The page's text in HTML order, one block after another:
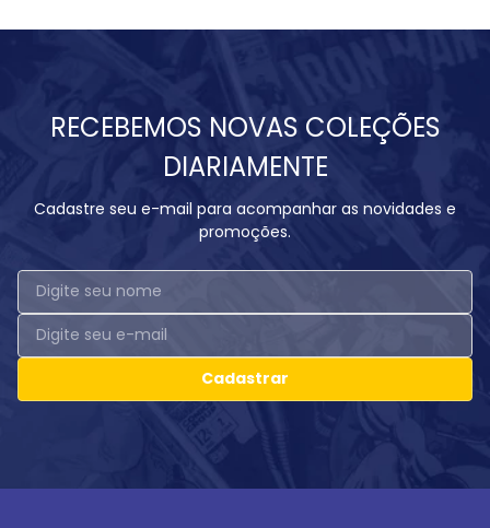
RECEBEMOS NOVAS COLEÇÕES
DIARIAMENTE
Cadastre seu e-mail para acompanhar as novidades e
promoções.
Cadastrar